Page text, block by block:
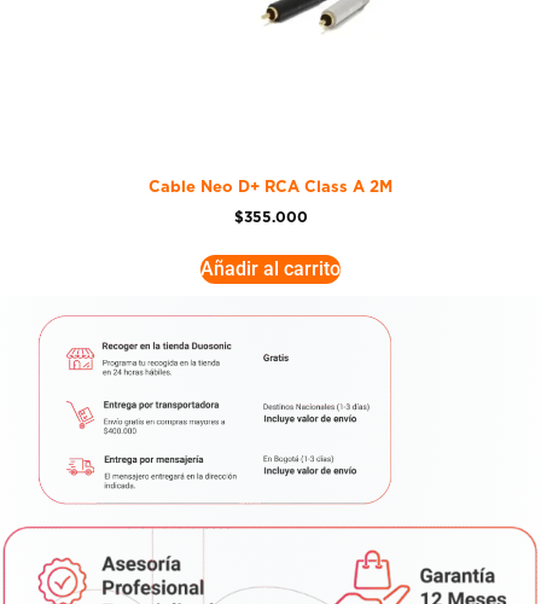
Cable Neo D+ RCA Class A 2M
$355.000
Añadir al carrito